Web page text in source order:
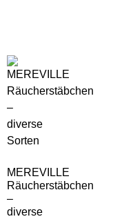
MEREVILLE
Räucherstäbchen
–
diverse